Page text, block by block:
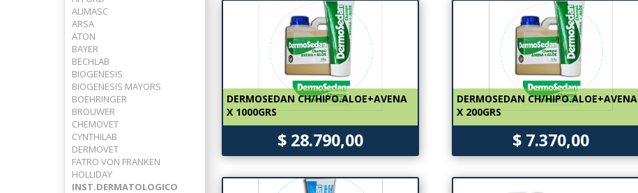
ALIMASC
ARSA
ATON
BAYER
BECHLAB
BIOGENESIS
BIOGENESIS MAYORS
BOEHRINGER
BROUWER
CHEMOVET
CYNTHILAB
DERMOVET
FATRO VON FRANKEN
HOLLIDAY
INST.DERMATOLOGICO
DERMOSEDAN CH/HIPO.ALOE+AVENA
X 1000GRS
$ 28.790,00
DERMOSEDAN CH/HIPO.ALOE+AVENA
X 200GRS
$ 7.370,00